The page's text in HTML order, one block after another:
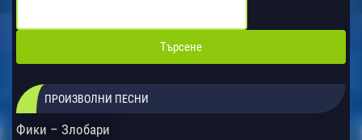
ПРОИЗВОЛНИ ПЕСНИ
Фики – Злобари